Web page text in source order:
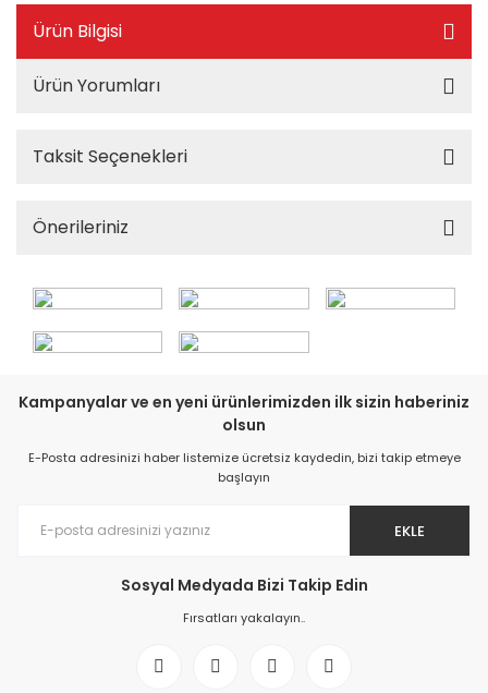
Ürün Bilgisi
Ürün Yorumları
Taksit Seçenekleri
Önerileriniz
Kampanyalar ve en yeni ürünlerimizden ilk sizin haberiniz
olsun
E-Posta adresinizi haber listemize ücretsiz kaydedin, bizi takip etmeye
başlayın
EKLE
Sosyal Medyada Bizi Takip Edin
Fırsatları yakalayın..